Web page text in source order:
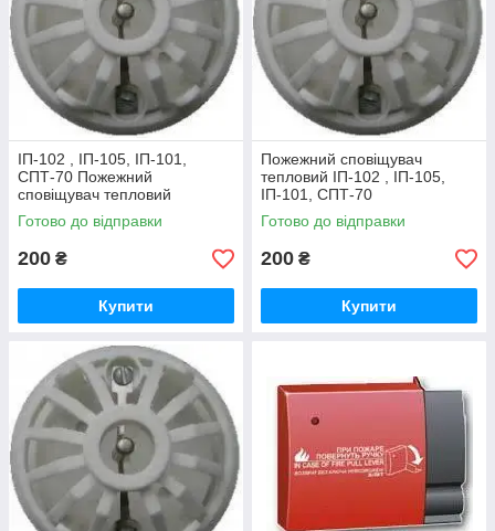
ІП-102 , ІП-105, ІП-101,
СПТ-70 Пожежний
сповіщувач тепловий
Готово до відправки
200 ₴
Купити
Пожежний сповіщувач
тепловий ІП-102 , ІП-105,
ІП-101, СПТ-70
Готово до відправки
200 ₴
Купити